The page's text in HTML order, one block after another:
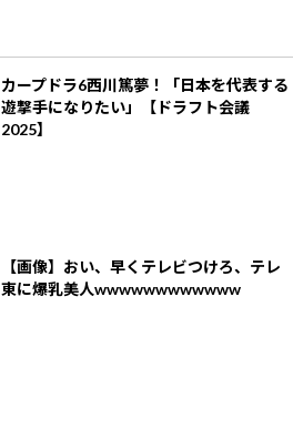
カープドラ6西川篤夢！「日本を代表する
遊撃手になりたい」【ドラフト会議
2025】
【画像】おい、早くテレビつけろ、テレ
東に爆乳美人wwwwwwwwwwww